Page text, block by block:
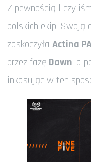
Z pewnością
polskich ekip. Swoją
zaskoczyła Actina
przez fazę Dawn, a
inkasując w ten